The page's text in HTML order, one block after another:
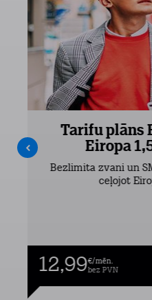
Tarifu plāns
Eiropa
Bezlimita zvani un
ceļojot
12,99€/mēn.
bez PVN